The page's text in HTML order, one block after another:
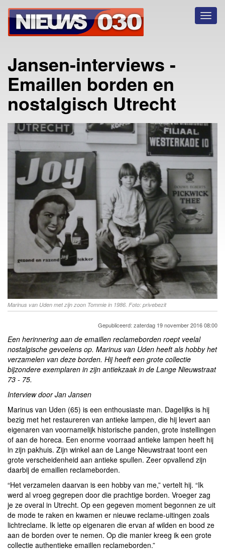
Jansen-interviews -
Emaillen borden en
nostalgisch Utrecht
Marinus van Uden met zijn zoon Tommie in 1986. Foto: privebezit
Gepubliceerd: zaterdag 19 november 2016 08:00
Een herinnering aan de emaillen reclameborden roept veelal
nostalgische gevoelens op. Marinus van Uden heeft als hobby het
verzamelen van deze borden. Hij heeft een grote collectie
bijzondere exemplaren in zijn antiekzaak in de Lange Nieuwstraat
73 - 75.
Interview door Jan Jansen
Marinus van Uden (65) is een enthousiaste man. Dagelijks is hij
bezig met het restaureren van antieke lampen, die hij levert aan
eigenaren van voornamelijk historische panden, grote instellingen
of aan de horeca. Een enorme voorraad antieke lampen heeft hij
in zijn pakhuis. Zijn winkel aan de Lange Nieuwstraat toont een
grote verscheidenheid aan antieke spullen. Zeer opvallend zijn
daarbij de emaillen reclameborden.
“Het verzamelen daarvan is een hobby van me,” vertelt hij. “Ik
werd al vroeg gegrepen door die prachtige borden. Vroeger zag
je ze overal in Utrecht. Op een gegeven moment begonnen ze uit
de mode te raken en kwamen er nieuwe reclame-uitingen zoals
lichtreclame. Ik lette op eigenaren die ervan af wilden en bood ze
aan de borden over te nemen. Op die manier kreeg ik een grote
collectie authentieke emaillen reclameborden.”